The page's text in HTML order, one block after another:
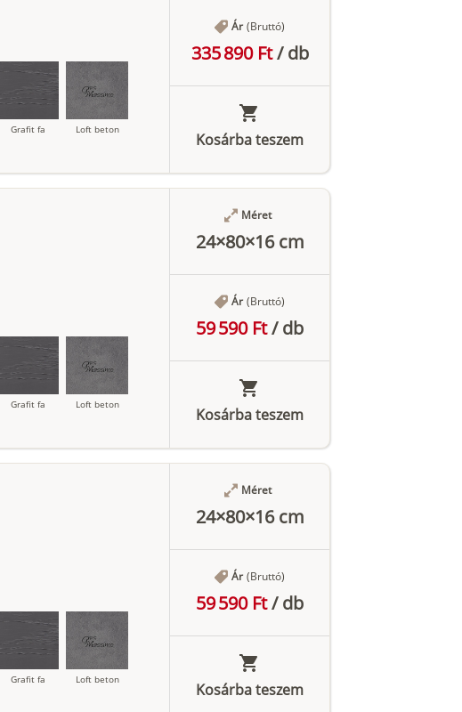
Grafit fa Loft beton
Ár (Bruttó)
335 890 Ft/db
Kosárba teszem
Grafit fa Loft beton
Méret
24×80×16 cm
Ár (Bruttó)
59 590 Ft/db
Kosárba teszem
Grafit fa Loft beton
Méret
24×80×16 cm
Ár (Bruttó)
59 590 Ft/db
Kosárba teszem